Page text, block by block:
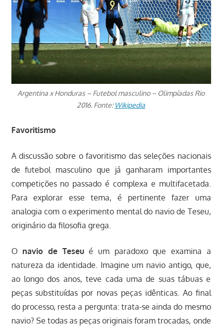
Argentina x Honduras – Futebol masculino – Olimpíadas Rio
2016. Fonte:Wikipedia
Favoritismo
A discussão sobre o favoritismo das seleções nacionais
de futebol masculino que já ganharam importantes
competições no passado é complexa e multifacetada.
Para explorar esse tema, é pertinente fazer uma
analogia com o experimento mental do navio de Teseu,
originário da filosofia grega.
O navio de Teseué um paradoxo que examina a
natureza da identidade. Imagine um navio antigo, que,
ao longo dos anos, teve cada uma de suas tábuas e
peças substituídas por novas peças idênticas. Ao final
do processo, resta a pergunta: trata-se ainda do mesmo
navio? Se todas as peças originais foram trocadas, onde